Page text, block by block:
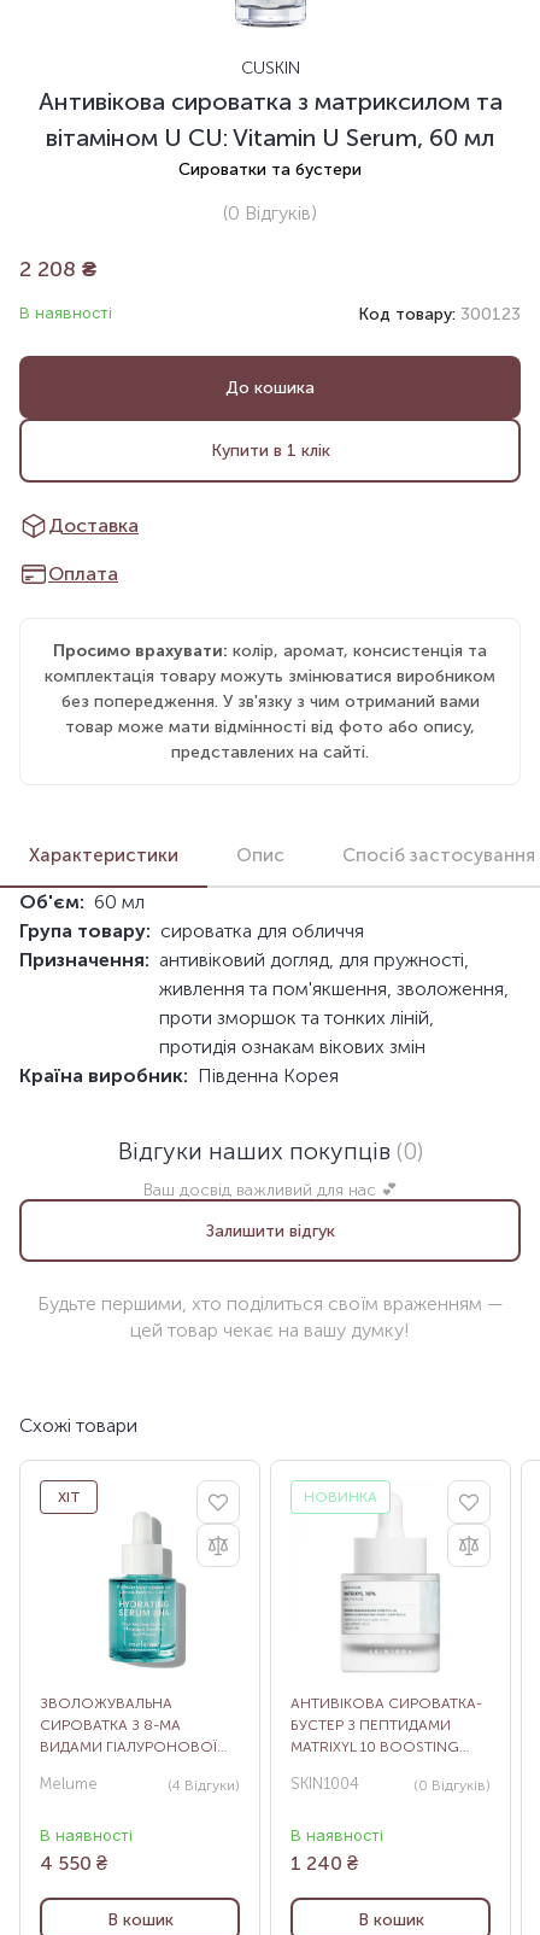
CUSKIN
Антивікова сироватка з матриксилом та
вітаміном U CU: Vitamin U Serum, 60 мл
Сироватки та бустери
(0 Відгуків)
2 208 ₴
В наявності Код товару: 300123
До кошика
Купити в 1 клік
Доставка
Оплата
Просимо врахувати: колір, аромат, консистенція та
комплектація товару можуть змінюватися виробником
без попередження. У зв'язку з чим отриманий вами
товар може мати відмінності від фото або опису,
представлених на сайті.
Характеристики Опис Спосіб застосування
Об'єм: 60 мл
Група товару: сироватка для обличчя
Призначення: антивіковий догляд, для пружності,
живлення та пом'якшення, зволоження,
проти зморшок та тонких ліній,
протидія ознакам вікових змін
Країна виробник: Південна Корея
Відгуки наших покупців (0)
Ваш досвід важливий для нас 💕
Залишити відгук
Будьте першими, хто поділиться своїм враженням —
цей товар чекає на вашу думку!
Схожі товари
ХІТ
ЗВОЛОЖУВАЛЬНА
СИРОВАТКА З 8-МА
ВИДАМИ ГІАЛУРОНОВОЇ
SERUM 8HA, 30 МЛ
Melume (4 Відгуки)
В наявності
4 550 ₴
В кошик
НОВИНКА
АНТИВІКОВА СИРОВАТКА-
БУСТЕР З ПЕПТИДАМИ
MATRIXYL 10 BOOSTING
SKIN1004 (0 Відгуків)
В наявності
1 240 ₴
В кошик